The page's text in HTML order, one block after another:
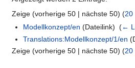
Zeige (vorherige 50 | nächste 50) (20
Modellkonzept/en (Dateilink) ‎(←
Translations:Modellkonzept/1/en
Zeige (vorherige 50 | nächste 50) (20